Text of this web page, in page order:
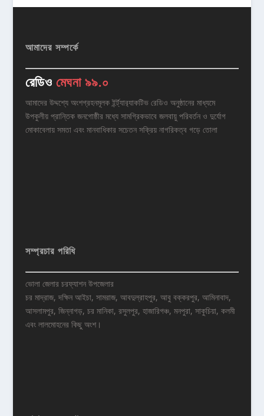
আমাদের সম্পর্কে
রেডিও মেঘনা ৯৯.০
আমাদের উদ্দশ্যে অংশগ্রহনমূলক ইর্ন্ট্যার‌্যাকটিভ রেডিও অনুষ্ঠানের মাধ্যমে
উপকুলীয় প্রান্তিক জনগোষ্ঠীর মধ্যে সামগ্রিকভাবে জলবায়ু পরিবর্তন ও দুর্যোগ
মোকাবেলায় সমতা এবং মানবাধিকার সচেতন সক্রিয় নাগরিকত্ব গড়ে তোলা
সম্প্রচার পরিধি
ভোলা জেলার চরফ্যাশন উপজেলার
চর মাদ্রাজ, দক্ষিন আইচা, সামরাজ, আবদুল্রাহপুর, আবু বক্করপুর, আমিনাবাদ,
আসলামপুর, জিন্নাগড়, চর মানিকা, রসুলপুর, হাজারিগঞ্চ, মনপুরা, সাকুচিয়া, কলমী
এবং লালমোহনের কিছু অংশ।